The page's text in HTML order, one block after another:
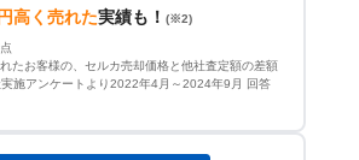
高く売れた実績も！ (※2)
たお客様の、セルカ売却価格と他社査定額の差額
施アンケートより2022年4月～2024年9月 回答